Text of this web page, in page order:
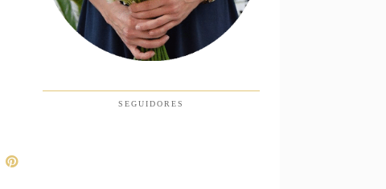
SEGUIDORES